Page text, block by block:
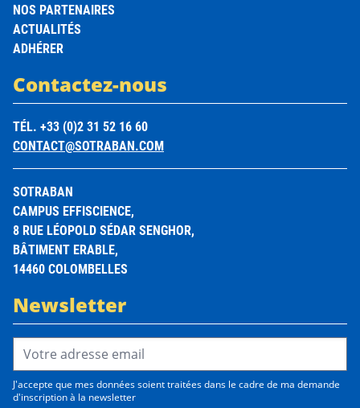
NOS PARTENAIRES
ACTUALITÉS
ADHÉRER
Contactez-nous
TÉL. +33 (0)2 31 52 16 60
CONTACT@SOTRABAN.COM
SOTRABAN
CAMPUS EFFISCIENCE,
8 RUE LÉOPOLD SÉDAR SENGHOR,
BÂTIMENT ERABLE,
14460 COLOMBELLES
Newsletter
Email Address*
J'accepte que mes données soient traitées dans le cadre de ma demande
d'inscription à la newsletter